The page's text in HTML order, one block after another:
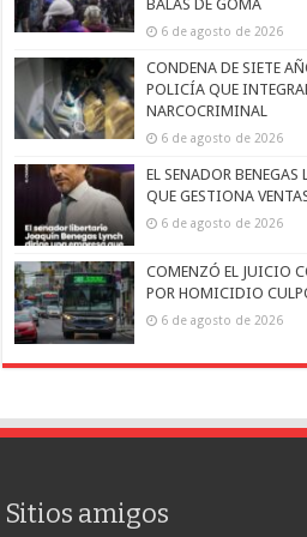
BALAS DE GOMA
6 de agosto de 2026
CONDENA DE SIETE
POLICÍA QUE
NARCOCRIMINAL
6 de agosto de 2026
EL SENADOR BENEGAS
QUE GESTIONA
6 de agosto de 2026
COMENZÓ EL JUICIO
POR HOMICIDIO
6 de agosto de 2026
Sitios amigos